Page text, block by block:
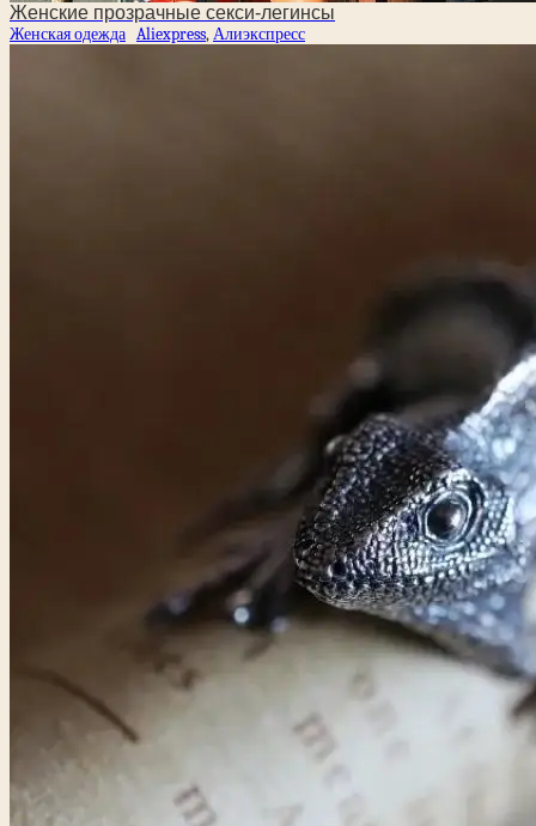
Женские прозрачные секси-легинсы
Женская одежда Aliexpress,Алиэкспресс